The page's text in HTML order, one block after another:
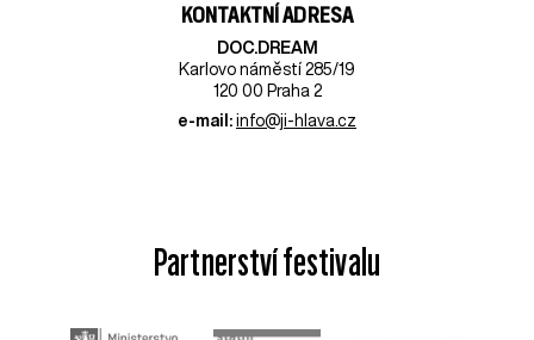
KONTAKTNÍ ADRESA
DOC.DREAM​
Karlovo náměstí 285/19
120 00 Praha 2
e-mail: info@ji-hlava.cz
Partnerství festivalu